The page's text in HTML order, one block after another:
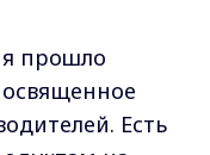
прошло
Есть